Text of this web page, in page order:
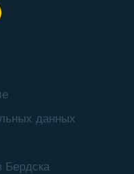
данных
Бердска